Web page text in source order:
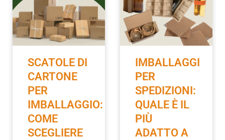
SCATOLE DI
CARTONE
PER
IMBALLAGGIO:
COME
SCEGLIERE
IMBALLAGGI
PER
SPEDIZIONI:
QUALE È IL
PIÙ
ADATTO A